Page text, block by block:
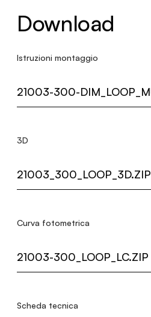
Download
Istruzioni montaggio
3D
21003_300_LOOP_3D.ZIP
Curva fotometrica
21003-300_LOOP_LC.ZIP
Scheda tecnica